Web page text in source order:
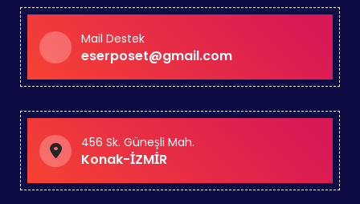
Mail Destek
eserposet@gmail.com
456 Sk. Güneşli Mah.
Konak-İZMİR